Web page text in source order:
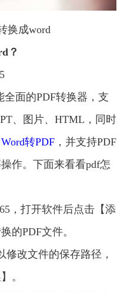
换成word
？
面的PDF转换器，支
、图片、HTML，同时
Word转PDF，并支持PDF
作。下面来看看pdf怎
打开软件后点击【添
的PDF文件。
改文件的保存路径，
。